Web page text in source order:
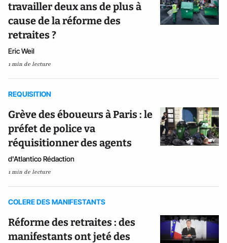
travailler deux ans de plus à
cause de la réforme des
retraites ?
Eric Weil
1 min de lecture
REQUISITION
Grève des éboueurs à Paris : le
préfet de police va
réquisitionner des agents
d'Atlantico Rédaction
1 min de lecture
COLERE DES MANIFESTANTS
Réforme des retraites : des
manifestants ont jeté des